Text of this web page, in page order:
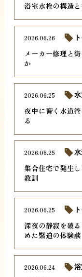
浴室水栓の構造
メーカー修理と
か
2026.06.26
夜中に響く水道
る
2026.06.25
集合住宅で発生
教訓
2026.06.25
深夜の静寂を破
めた緊迫の体験談
2026.06.25
2026.06.24